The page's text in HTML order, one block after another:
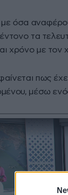
όσα
έντονο τα
χρόνο με τον
πως έχει
μέσω